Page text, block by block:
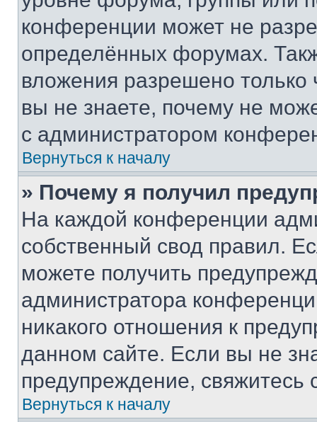
конференции может не
определённых форумах.
вложения разрешено
вы не знаете, почему не
с администратором
Вернуться к началу
» Почему я получил
На каждой конференции
собственный свод правил.
можете получить
администратора
никакого отношения к
данном сайте. Если вы не
предупреждение,
Вернуться к началу